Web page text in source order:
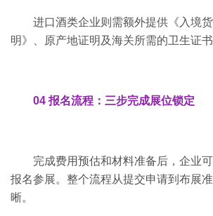
进口酒类企业则需额外提供《入境
明》、原产地证明及海关所需的卫生证书
04 报名流程：三步完成展位锁定
完成费用预估和材料准备后，企业
报名参展。整个流程从提交申请到布展
晰。